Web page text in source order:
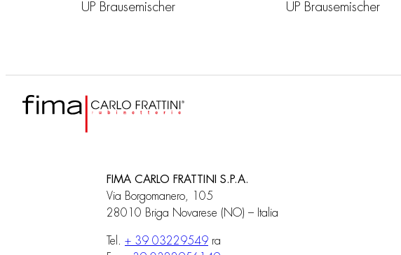
UP Brausemischer UP Brausemischer
FIMA CARLO FRATTINI S.P.A.
Via Borgomanero, 105
28010 Briga Novarese (NO) – Italia
Tel. + 39 03229549 ra